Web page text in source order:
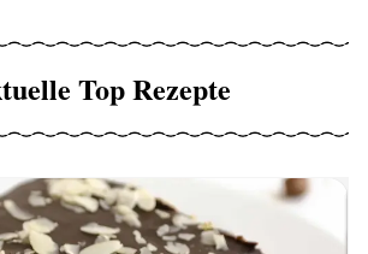
Top Rezepte